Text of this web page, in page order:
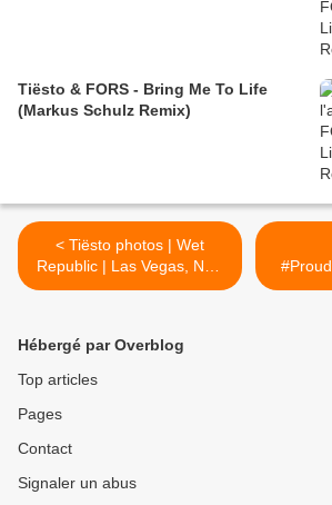
Tiësto & FORS - Bring Me To Life
(Markus Schulz Remix)
< Tiësto photos | Wet
Republic | Las Vegas, NV -
June 11, 2016
Hébergé par Overblog
Top articles
Pages
Contact
Signaler un abus